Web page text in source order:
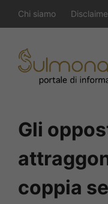
al
contenuto
Chi siamo
Gli
coppia